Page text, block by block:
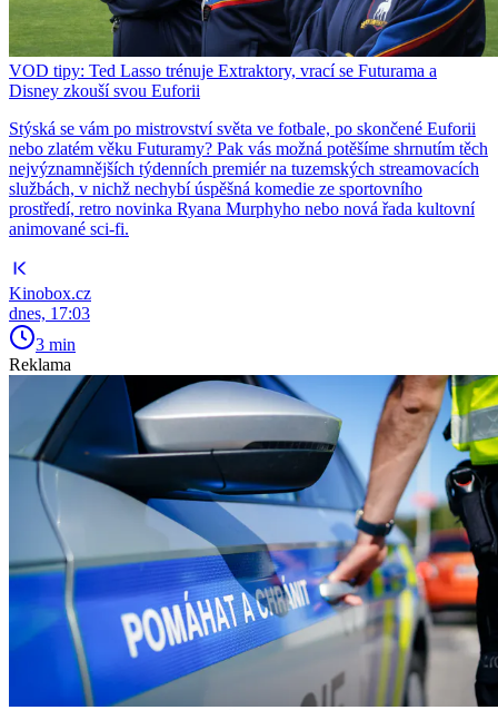
VOD tipy: Ted Lasso trénuje Extraktory, vrací se Futurama a
Disney zkouší svou Euforii
Stýská se vám po mistrovství světa ve fotbale, po skončené Euforii
nebo zlatém věku Futuramy? Pak vás možná potěšíme shrnutím těch
nejvýznamnějších týdenních premiér na tuzemských streamovacích
službách, v nichž nechybí úspěšná komedie ze sportovního
prostředí, retro novinka Ryana Murphyho nebo nová řada kultovní
animované sci-fi.
Kinobox.cz
dnes, 17:03
3 min
Reklama